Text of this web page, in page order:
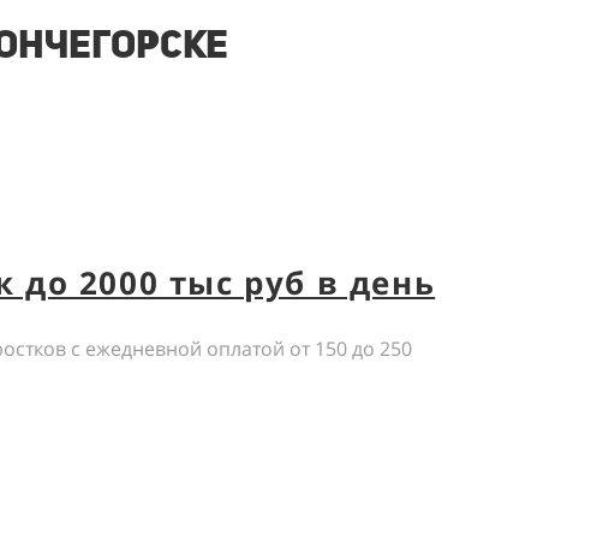
до 2000 тыс руб в день
с ежедневной оплатой от 150 до 250